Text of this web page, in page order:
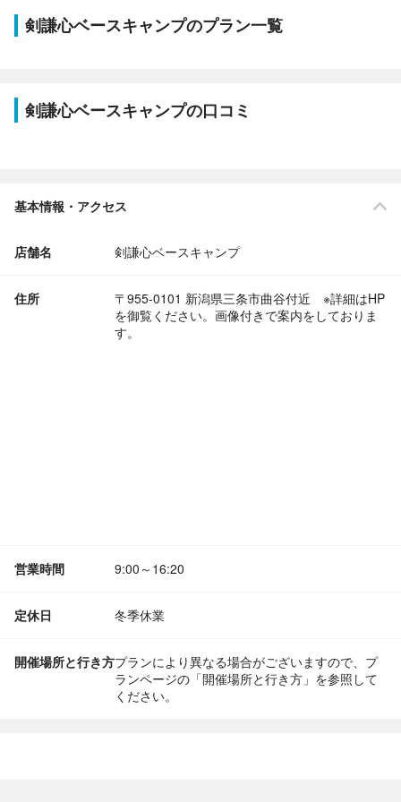
剣謙心ベースキャンプのプラン一覧
剣謙心ベースキャンプの口コミ
基本情報・アクセス
店舗名 剣謙心ベースキャンプ
住所
〒955-0101 新潟県三条市曲谷付近 ※詳細はHP
を御覧ください。画像付きで案内をしておりま
す。
営業時間 9:00～16:20
定休日 冬季休業
開催場所と行き方プランにより異なる場合がございますので、プ
ランページの「開催場所と行き方」を参照して
ください。